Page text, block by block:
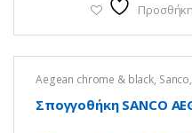
Aegean chrome & black, Sanco,
Σπογγοθήκη SANCO